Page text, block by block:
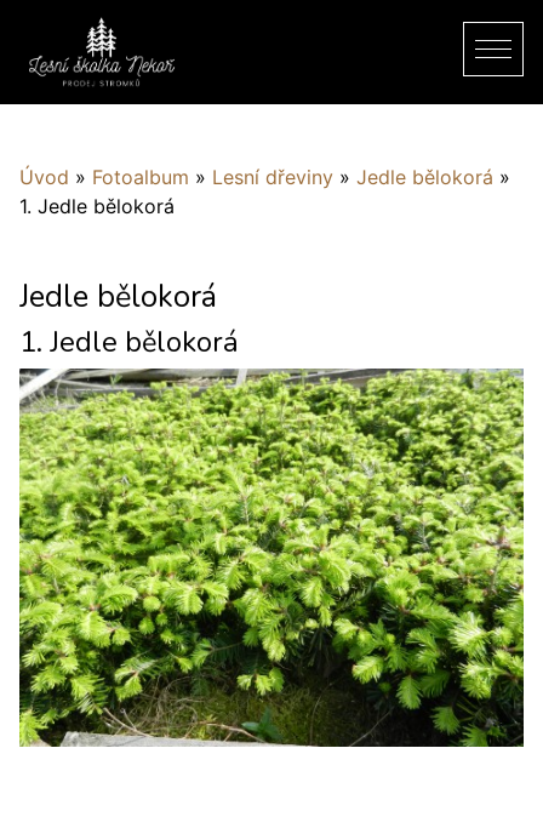
Úvod » Fotoalbum » Lesní dřeviny » Jedle bělokorá »
1. Jedle bělokorá
Jedle bělokorá
1. Jedle bělokorá